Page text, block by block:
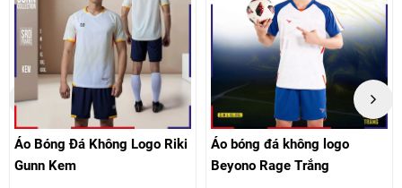
Áo Bóng Đá Không Logo Riki
Gunn Kem
Áo bóng đá không logo
Beyono Rage Trắng